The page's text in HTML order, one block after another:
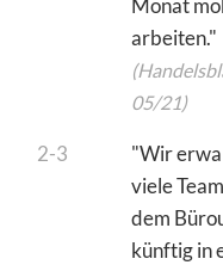
Monat
arbeiten."
05/21)
2-3
"Wir
viele
dem
künftig in